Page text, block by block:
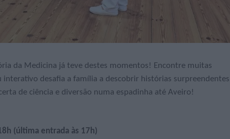
da Medicina já teve destes momentos! Encontre muitas
interativo desafia a família a descobrir histórias
de ciência e diversão numa espadinha até Aveiro!
(última entrada às 17h)